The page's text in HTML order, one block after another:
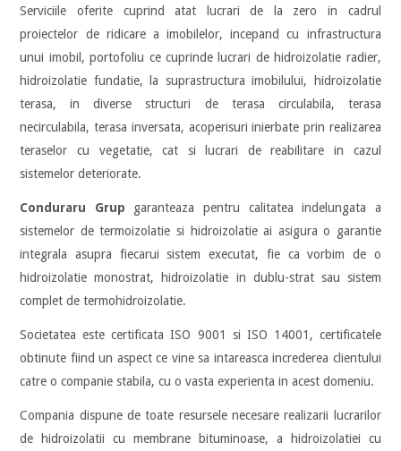
Serviciile oferite cuprind atat lucrari de la zero in cadrul
proiectelor de ridicare a imobilelor, incepand cu infrastructura
unui imobil, portofoliu ce cuprinde lucrari de hidroizolatie radier,
hidroizolatie fundatie, la suprastructura imobilului, hidroizolatie
terasa, in diverse structuri de terasa circulabila, terasa
necirculabila, terasa inversata, acoperisuri inierbate prin realizarea
teraselor cu vegetatie, cat si lucrari de reabilitare in cazul
sistemelor deteriorate.
Conduraru Grup garanteaza pentru calitatea indelungata a
sistemelor de termoizolatie si hidroizolatie ai asigura o garantie
integrala asupra fiecarui sistem executat, fie ca vorbim de o
hidroizolatie monostrat, hidroizolatie in dublu-strat sau sistem
complet de termohidroizolatie.
Societatea este certificata ISO 9001 si ISO 14001, certificatele
obtinute fiind un aspect ce vine sa intareasca increderea clientului
catre o companie stabila, cu o vasta experienta in acest domeniu.
Compania dispune de toate resursele necesare realizarii lucrarilor
de hidroizolatii cu membrane bituminoase, a hidroizolatiei cu